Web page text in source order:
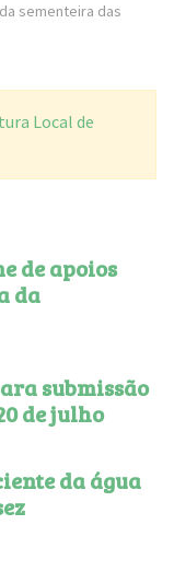
sementeira das
Local de
de apoios
da
submissão
de julho
da água